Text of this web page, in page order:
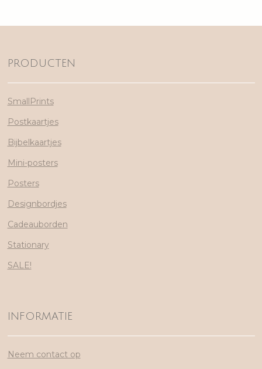
PRODUCTEN
SmallPrints
Postkaartjes
Bijbelkaartjes
Mini-posters
Posters
Designbordjes
Cadeauborden
Stationary
SALE!
INFORMATIE
Neem contact op